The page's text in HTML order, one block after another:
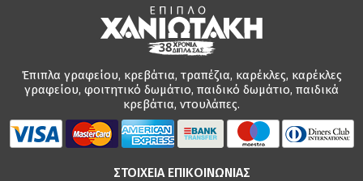
Έπιπλα γραφείου, κρεβάτια, τραπέζια, καρέκλες, καρέκλες
γραφείου, φοιτητικό δωμάτιο, παιδικό δωμάτιο, παιδικά
κρεβάτια, ντουλάπες.
ΣΤΟΙΧΕΙΑ ΕΠΙΚΟΙΝΩΝΙΑΣ